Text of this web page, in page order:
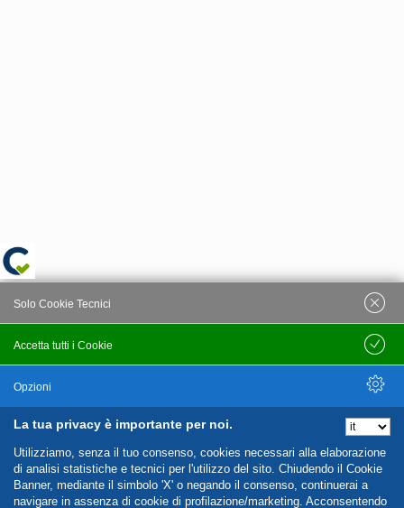
La tua privacy è importante per noi.
Utilizziamo, senza il tuo consenso, cookies necessari alla elaborazione
di analisi statistiche e tecnici per l'utilizzo del sito. Chiudendo il Cookie
Banner, mediante il simbolo 'X' o negando il consenso, continuerai a
navigare in assenza di cookie di profilazione/marketing. Acconsentendo
Accetta tutti i Cookie
Solo Cookie Tecnici
Salva
Opzioni
Nascondi Opzioni